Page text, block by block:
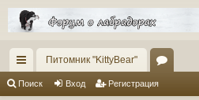
с
Питомник "KittyBear"
ор
Поиск Вход Регистрация